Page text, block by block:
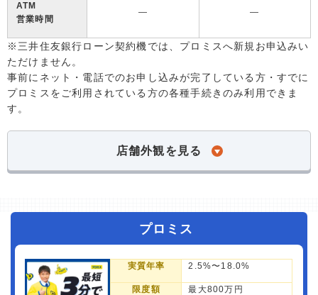
ATM
営業時間
― ―
※三井住友銀行ローン契約機では、プロミスへ新規お申込みい
ただけません。
事前にネット・電話でのお申し込みが完了している方・すでに
プロミスをご利用されている方の各種手続きのみ利用できま
す。
店舗外観を見る
プロミス
実質年率 2.5%〜18.0%
限度額 最大800万円